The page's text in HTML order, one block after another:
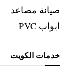
صيانة مصاعد
ابواب PVC
خدمات الكويت